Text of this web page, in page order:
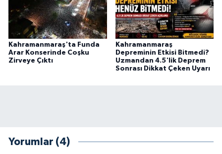
Kahramanmaraş'ta Funda
Arar Konserinde Coşku
Zirveye Çıktı
Kahramanmaraş
Depreminin Etkisi Bitmedi?
Uzmandan 4.5'lik Deprem
Sonrası Dikkat Çeken Uyarı
Yorumlar (4)